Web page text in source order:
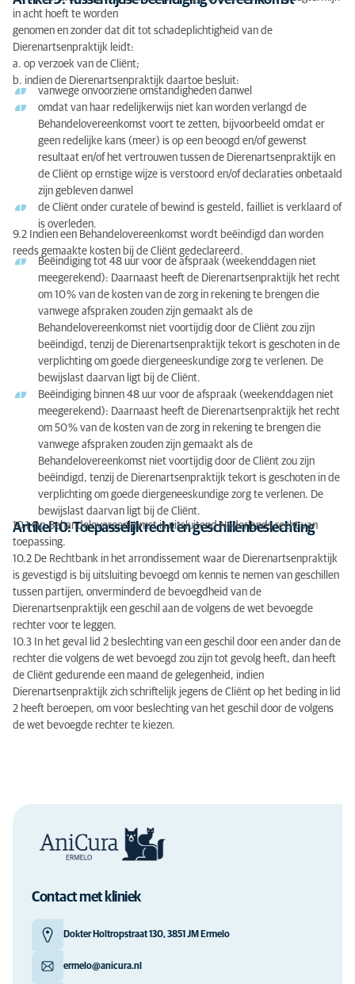
in acht hoeft te worden
genomen en zonder dat dit tot schadeplichtigheid van de
Dierenartsenpraktijk leidt:
a. op verzoek van de Cliënt;
b. indien de Dierenartsenpraktijk daartoe besluit:
vanwege onvoorziene omstandigheden danwel
omdat van haar redelijkerwijs niet kan worden verlangd de
Behandelovereenkomst voort te zetten, bijvoorbeeld omdat er
geen redelijke kans (meer) is op een beoogd en/of gewenst
resultaat en/of het vertrouwen tussen de Dierenartsenpraktijk en
de Cliënt op ernstige wijze is verstoord en/of declaraties onbetaald
zijn gebleven danwel
de Cliënt onder curatele of bewind is gesteld, failliet is verklaard of
is overleden.
9.2 Indien een Behandelovereenkomst wordt beëindigd dan worden
reeds gemaakte kosten bij de Cliënt gedeclareerd.
Beëindiging tot 48 uur voor de afspraak (weekenddagen niet
meegerekend): Daarnaast heeft de Dierenartsenpraktijk het recht
om 10 % van de kosten van de zorg in rekening te brengen die
vanwege afspraken zouden zijn gemaakt als de
Behandelovereenkomst niet voortijdig door de Cliënt zou zijn
beëindigd, tenzij de Dierenartsenpraktijk tekort is geschoten in de
verplichting om goede diergeneeskundige zorg te verlenen. De
bewijslast daarvan ligt bij de Cliënt.
Beëindiging binnen 48 uur voor de afspraak (weekenddagen niet
meegerekend): Daarnaast heeft de Dierenartsenpraktijk het recht
om 50 % van de kosten van de zorg in rekening te brengen die
vanwege afspraken zouden zijn gemaakt als de
Behandelovereenkomst niet voortijdig door de Cliënt zou zijn
beëindigd, tenzij de Dierenartsenpraktijk tekort is geschoten in de
verplichting om goede diergeneeskundige zorg te verlenen. De
bewijslast daarvan ligt bij de Cliënt.
Artikel 10: Toepasselijk recht en geschillenbeslechting
10.1 Op Behandelovereenkomst is uitsluitend Nederlands recht van
toepassing.
10.2 De Rechtbank in het arrondissement waar de Dierenartsenpraktijk
is gevestigd is bij uitsluiting bevoegd om kennis te nemen van geschillen
tussen partijen, onverminderd de bevoegdheid van de
Dierenartsenpraktijk een geschil aan de volgens de wet bevoegde
rechter voor te leggen.
10.3 In het geval lid 2 beslechting van een geschil door een ander dan de
rechter die volgens de wet bevoegd zou zijn tot gevolg heeft, dan heeft
de Cliënt gedurende een maand de gelegenheid, indien
Dierenartsenpraktijk zich schriftelijk jegens de Cliënt op het beding in lid
2 heeft beroepen, om voor beslechting van het geschil door de volgens
de wet bevoegde rechter te kiezen.
Contact met kliniek
Dokter Holtropstraat 130, 3851 JM Ermelo
ermelo@anicura.nl